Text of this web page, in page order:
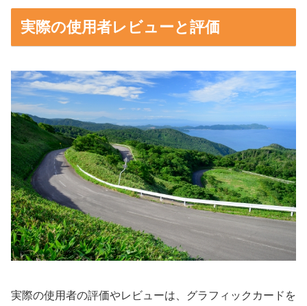
実際の使用者レビューと評価
実際の使用者の評価やレビューは、グラフィックカードを